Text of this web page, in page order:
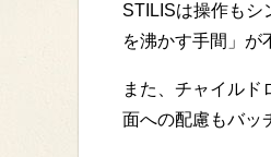
STILISは操作もシ
を沸かす手間」が
また、チャイルド
面への配慮もバッ